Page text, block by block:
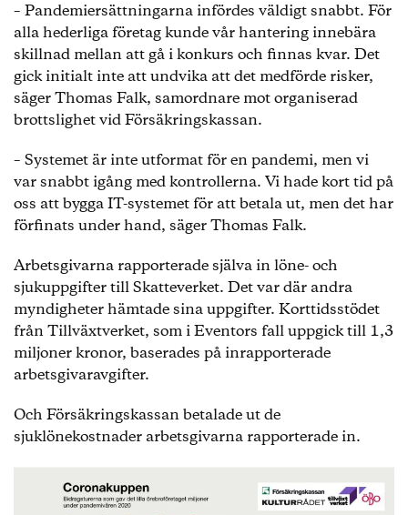
– Pandemiersättningarna infördes väldigt snabbt. För
alla hederliga företag kunde vår hantering innebära
skillnad mellan att gå i konkurs och finnas kvar. Det
gick initialt inte att undvika att det medförde risker,
säger Thomas Falk, samordnare mot organiserad
brottslighet vid Försäkringskassan.
– Systemet är inte utformat för en pandemi, men vi
var snabbt igång med kontrollerna. Vi hade kort tid på
oss att bygga IT-systemet för att betala ut, men det har
förfinats under hand, säger Thomas Falk.
Arbetsgivarna rapporterade själva in löne- och
sjukuppgifter till Skatteverket. Det var där andra
myndigheter hämtade sina uppgifter. Korttidsstödet
från Tillväxtverket, som i Eventors fall uppgick till 1,3
miljoner kronor, baserades på inrapporterade
arbetsgivaravgifter.
Och Försäkringskassan betalade ut de
sjuklönekostnader arbetsgivarna rapporterade in.